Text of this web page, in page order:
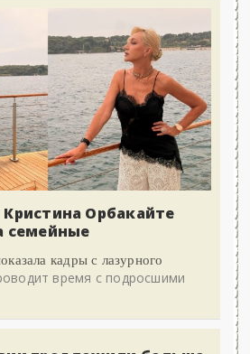
Орбакайте
семейные
кадры с лазурного
время с подросшими